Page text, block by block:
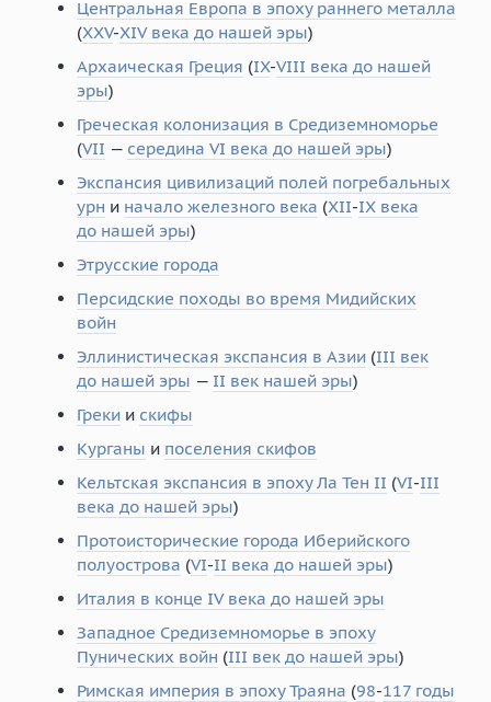
Центральная Европа в эпоху раннего металла
(XXV-XIV века до нашей эры)
Архаическая Греция (IX-VIII века до нашей
эры)
Греческая колонизация в Средиземноморье
(VII — середина VI века до нашей эры)
Экспансия цивилизаций полей погребальных
урн и начало железного века (XII-IX века
до нашей эры)
Этрусские города
Персидские походы во время Мидийских
войн
Эллинистическая экспансия в Азии (III век
до нашей эры — II век нашей эры)
Греки и скифы
Курганы и поселения скифов
Кельтская экспансия в эпоху Ла Тен II (VI-III
века до нашей эры)
Протоисторические города Иберийского
полуострова (VI-II века до нашей эры)
Италия в конце IV века до нашей эры
Западное Средиземноморье в эпоху
Пунических войн (III век до нашей эры)
Римская империя в эпоху Траяна (98-117 годы